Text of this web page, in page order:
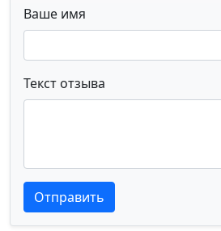
Ваше имя
Текст отзыва
Текст отзыва
Текст отзыва
Отправить